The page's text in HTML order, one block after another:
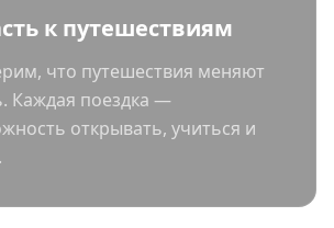
к путешествиям
что путешествия меняют
Каждая поездка —
открывать, учиться и